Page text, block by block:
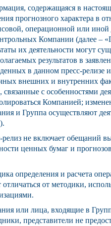
содержащаяся в
прогнозного характера в
операционной или
Компании (далее –
их деятельности могут
результатов в
в данном пресс-релизе
внешних и внутренних
связанные с особенностями
Компанией;
и Группа осуществляют
релиз не включает обещаний
ценных бумаг и
определения и расчета
отличаться от методики,
или лица, входящие в
представители не